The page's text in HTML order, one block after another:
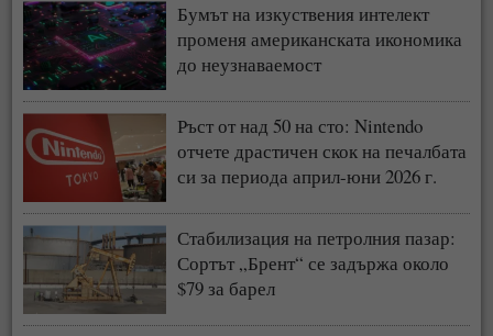
Бумът на изкуствения интелект
променя американската икономика
до неузнаваемост
Ръст от над 50 на сто: Nintendo
отчете драстичен скок на печалбата
си за периода април-юни 2026 г.
Стабилизация на петролния пазар:
Сортът „Брент“ се задържа около
$79 за барел